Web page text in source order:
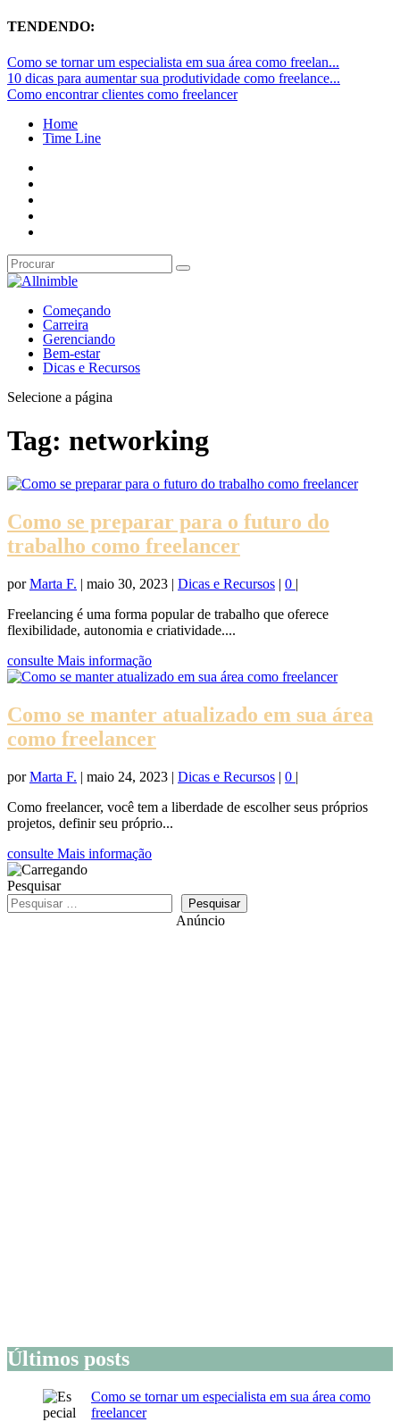
TENDENDO:
Como se tornar um especialista em sua área como freelan...
10 dicas para aumentar sua produtividade como freelance...
Como encontrar clientes como freelancer
Home
Time Line
Começando
Carreira
Gerenciando
Bem-estar
Dicas e Recursos
Selecione a página
Tag: networking
Como se preparar para o futuro do
trabalho como freelancer
porMarta F. | maio 30, 2023 | Dicas e Recursos | 0 |
Freelancing é uma forma popular de trabalho que oferece
flexibilidade, autonomia e criatividade....
consulte Mais informação
Como se manter atualizado em sua área
como freelancer
porMarta F. | maio 24, 2023 | Dicas e Recursos | 0 |
Como freelancer, você tem a liberdade de escolher seus próprios
projetos, definir seu próprio...
consulte Mais informação
Pesquisar
Pesquisar
Anúncio
Últimos posts
Como se tornar um especialista em sua área como
freelancer